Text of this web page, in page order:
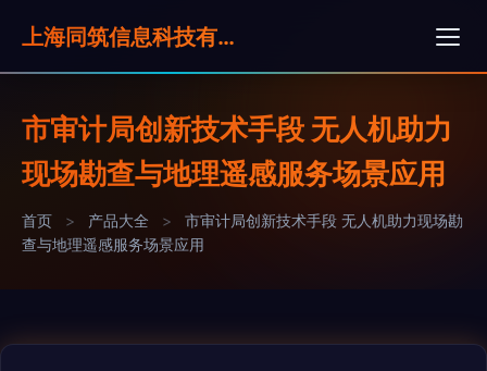
上海同筑信息科技有限公司
市审计局创新技术手段 无人机助力
现场勘查与地理遥感服务场景应用
首页 > 产品大全 >
市审计局创新技术手段 无人机助力现场勘
查与地理遥感服务场景应用